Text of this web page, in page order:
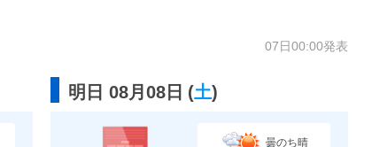
07日00:00発表
明日 08月08日 (土)
曇のち晴